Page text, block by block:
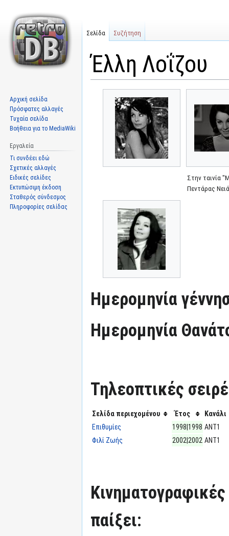
Έλλη Λοΐζου
πλοήγηση
αναζήτηση
Στην ταινία
Πεντάρας
Ημερομηνία
Ημερομηνία
Τηλεοπτικές
Σελίδα περιεχομένου Έτος
Κανάλι
Επιθυμίες
1998|1998 ΑΝΤ1
Φιλί Ζωής
2002|2002 ΑΝΤ1
Κινηματογραφικές
παίξει:
Σελίδα Συζήτηση
Αρχική σελίδα
Πρόσφατες αλλαγές
Τυχαία σελίδα
Βοήθεια για το MediaWiki
Εργαλεία
Τι συνδέει εδώ
Σχετικές αλλαγές
Ειδικές σελίδες
Εκτυπώσιμη έκδοση
Σταθερός σύνδεσμος
Πληροφορίες σελίδας